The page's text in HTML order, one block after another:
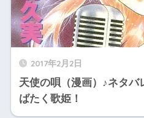
2017年2月2日
天使の唄（漫画）♪ネタバ
ばたく歌姫！